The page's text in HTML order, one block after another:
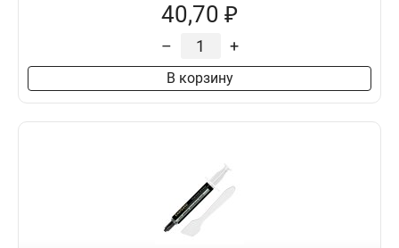
40,70 ₽
– +
В корзину